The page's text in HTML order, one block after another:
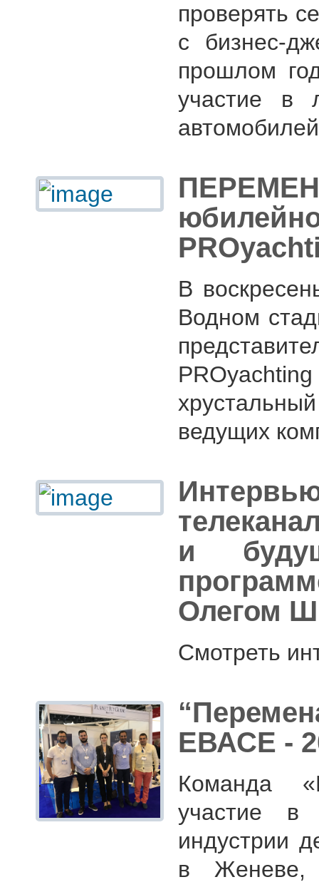
проверять
с бизнес-
прошлом
участие в
В
Водном
ведущих
и
Олегом
Смотреть
ЕВАСЕ -
Команда
участие в
индустрии
в Женеве,